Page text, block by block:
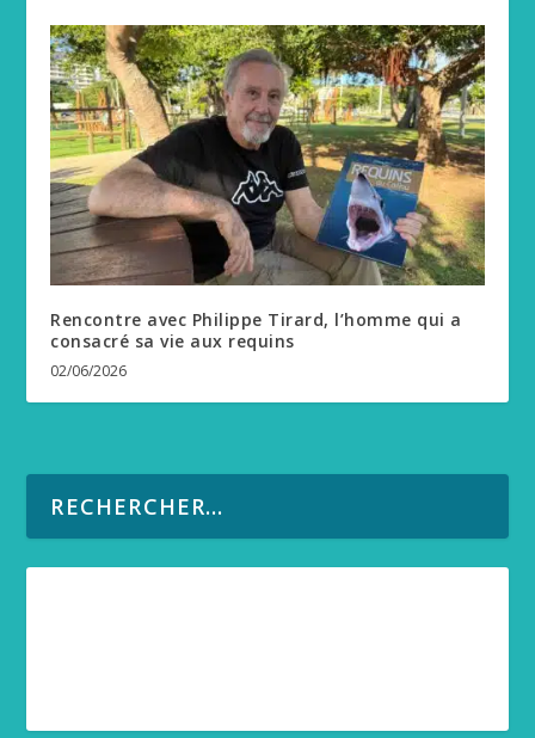
Rencontre avec Philippe Tirard, l’homme qui a
consacré sa vie aux requins
02/06/2026